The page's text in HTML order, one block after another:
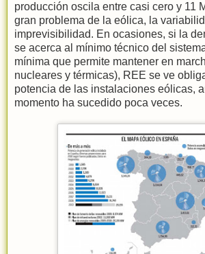
producción oscila entre casi cero y 11
gran problema de la eólica, la
imprevisibilidad. En ocasiones, si la
se acerca al mínimo técnico del
mínima que permite mantener en
nucleares y térmicas), REE se ve
potencia de las instalaciones eólicas,
momento ha sucedido poca veces.